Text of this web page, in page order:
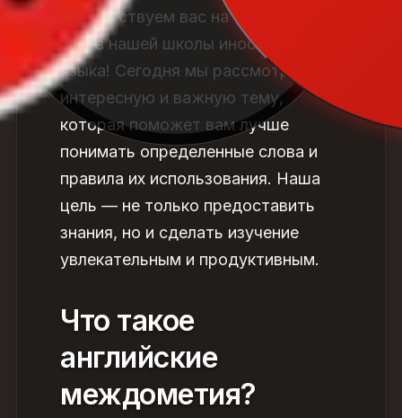
Приветствуем вас на страницах
блога нашей школы иностранного
языка! Сегодня мы рассмотрим
интересную и важную тему,
которая поможет вам лучше
понимать определенные слова и
правила их использования. Наша
цель — не только предоставить
знания, но и сделать изучение
увлекательным и продуктивным.
Что такое
английские
междометия?